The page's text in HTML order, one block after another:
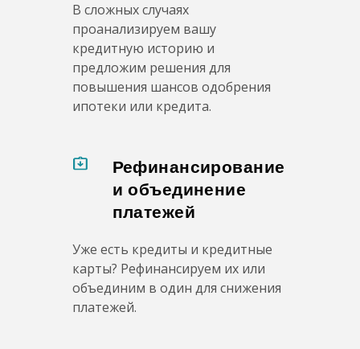
В сложных случаях
проанализируем вашу
кредитную историю и
предложим решения для
повышения шансов одобрения
ипотеки или кредита.
Рефинансирование
и объединение
платежей
Уже есть кредиты и кредитные
карты? Рефинансируем их или
объединим в один для снижения
платежей.